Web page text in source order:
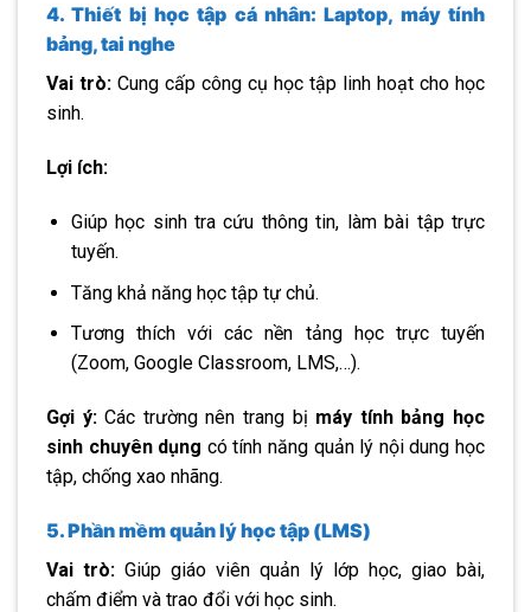
4. Thiết bị học tập cá nhân: Laptop, máy tính
bảng, tai nghe
Vai trò: Cung cấp công cụ học tập linh hoạt cho học
sinh.
Lợi ích:
Giúp học sinh tra cứu thông tin, làm bài tập trực
tuyến.
Tăng khả năng học tập tự chủ.
Tương thích với các nền tảng học trực tuyến
(Zoom, Google Classroom, LMS,…).
Gợi ý:Các trường nên trang bị máy tính bảng học
sinh chuyên dụng có tính năng quản lý nội dung học
tập, chống xao nhãng.
5. Phần mềm quản lý học tập (LMS)
Vai trò: Giúp giáo viên quản lý lớp học, giao bài,
chấm điểm và trao đổi với học sinh.